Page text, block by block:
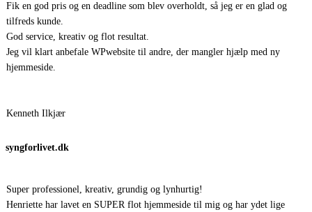
Fik en god pris og en deadline som blev overholdt, så jeg er en glad og
tilfreds kunde.
God service, kreativ og flot resultat.
Jeg vil klart anbefale WPwebsite til andre, der mangler hjælp med ny
hjemmeside.
Kenneth Ilkjær
syngforlivet.dk
Super professionel, kreativ, grundig og lynhurtig!
Henriette har lavet en SUPER flot hjemmeside til mig og har ydet lige